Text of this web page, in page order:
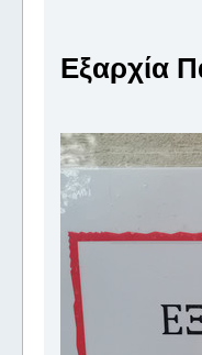
Εξαρχία